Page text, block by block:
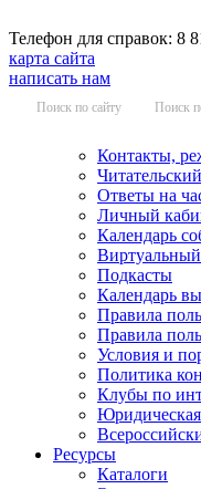
Телефон для справок: 8
карта сайта
написать нам
Поиск по сайту Поиск
Контакты,
Ответы на
Личный
Календарь
Подкасты
Календарь
Правила
Правила
Условия и
Политика
Клубы по
Ресурсы
Каталоги